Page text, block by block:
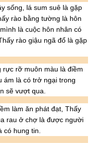
sống, lá sum suê là gặp
rào bằng tường là hôn
là cuộc hôn nhân có
rào giậu ngã đổ là gặp
rực rỡ muôn màu là điềm
ám là có trở ngại trong
sẽ vượt qua.
làm ăn phát đạt, Thấy
rau ở chợ là được người
hung tin.